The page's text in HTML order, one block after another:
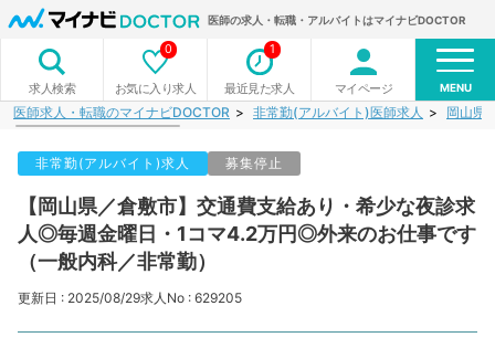
医師の求人・転職・アルバイトはマイナビDOCTOR
求人検索 お気に入り求人
0
最近見た求人
1
マイページ MENU
医師求人・転職のマイナビDOCTOR 非常勤(アルバイト)医師求人 岡山県
非常勤(アルバイト)求人 募集停止
【岡山県／倉敷市】交通費支給あり・希少な夜診求
人◎毎週金曜日・1コマ4.2万円◎外来のお仕事です
（一般内科／非常勤）
更新日 : 2025/08/29求人No : 629205